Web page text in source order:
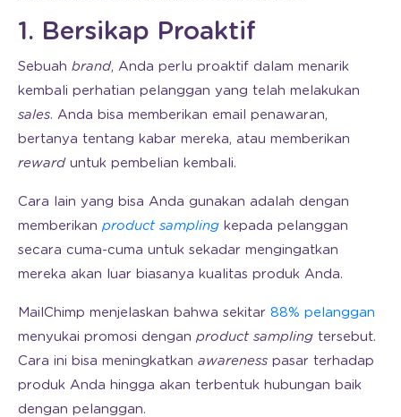
1. Bersikap Proaktif
Sebuah brand, Anda perlu proaktif dalam menarik
kembali perhatian pelanggan yang telah melakukan
sales. Anda bisa memberikan email penawaran,
bertanya tentang kabar mereka, atau memberikan
rewarduntuk pembelian kembali.
Cara lain yang bisa Anda gunakan adalah dengan
memberikan product sampling kepada pelanggan
secara cuma-cuma untuk sekadar mengingatkan
mereka akan luar biasanya kualitas produk Anda.
MailChimp menjelaskan bahwa sekitar 88% pelanggan
menyukai promosi dengan product sampling tersebut.
Cara ini bisa meningkatkan awareness pasar terhadap
produk Anda hingga akan terbentuk hubungan baik
dengan pelanggan.